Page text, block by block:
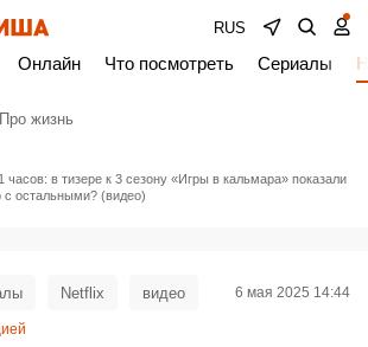
RUS
Онлайн Что посмотреть Сериалы
Про жизнь
часов: в тизере к 3 сезону «Игры в кальмара» показали
остальными? (видео)
Netflix видео 6 мая 2025 14:44